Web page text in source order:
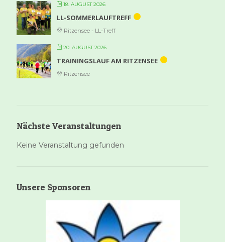
18. AUGUST 2026
LL-SOMMERLAUFTREFF
Ritzensee - LL-Treff
20. AUGUST 2026
TRAININGSLAUF AM RITZENSEE
Ritzensee
Nächste Veranstaltungen
Keine Veranstaltung gefunden
Unsere Sponsoren